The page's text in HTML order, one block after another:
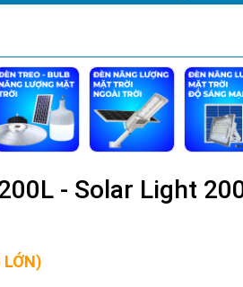
- Solar Light
LỚN)